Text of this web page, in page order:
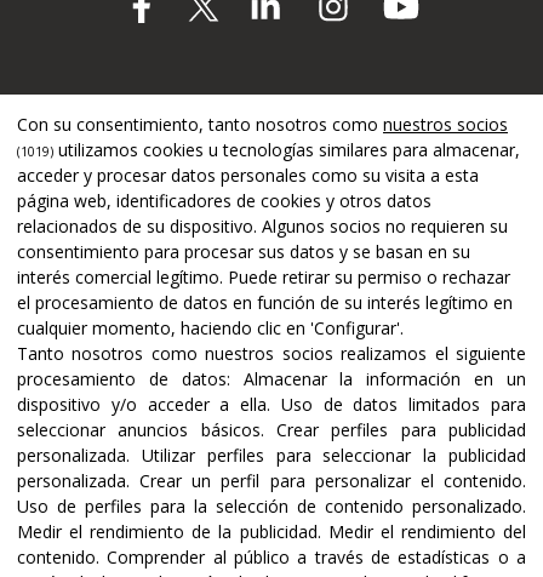
Certificaciones y acreditaciones
Con su consentimiento, tanto nosotros como nuestros socios
(1019) utilizamos cookies u tecnologías similares para almacenar,
acceder y procesar datos personales como su visita a esta
página web, identificadores de cookies y otros datos
relacionados de su dispositivo. Algunos socios no requieren su
consentimiento para procesar sus datos y se basan en su
interés comercial legítimo. Puede retirar su permiso o rechazar
el procesamiento de datos en función de su interés legítimo en
cualquier momento, haciendo clic en 'Configurar'.
Tanto nosotros como nuestros socios realizamos el siguiente
procesamiento de datos: Almacenar la información en un
dispositivo y/o acceder a ella. Uso de datos limitados para
seleccionar anuncios básicos.Crear perfiles para publicidad
personalizada. Utilizar perfiles para seleccionar la publicidad
personalizada.Crear un perfil para personalizar el contenido.
Uso de perfiles para la selección de contenido personalizado.
Medir el rendimiento de la publicidad. Medir el rendimiento del
contenido.Comprender al público a través de estadísticas o a